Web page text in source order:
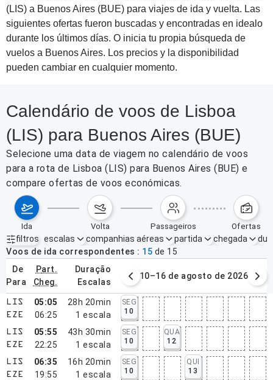
(LIS) a Buenos Aires (BUE) para viajes de ida y vuelta. Las
siguientes ofertas fueron buscadas y encontradas en idealo
durante los últimos días. O inicia tu propia búsqueda de
vuelos a Buenos Aires. Los precios y la disponibilidad
pueden cambiar en cualquier momento.
Calendário de voos de Lisboa
(LIS) para Buenos Aires (BUE)
Selecione uma data de viagem no calendário de voos
para a rota de Lisboa (LIS) para Buenos Aires (BUE) e
compare ofertas de voos económicas.
ida volta passageiros ofertas
filtros
Filtros ativos nenhum
escalas companhias aéreas partida chegada
Voos de ida correspondentes
15 de 15
de
para
part.
cheg.
duração
escalas
de agosto de 2026 10–16 de agosto de 2026
LIS
EZE
05:05
06:25
28h 20min
1 escala
SEG
10
LIS
EZE
05:55
22:25
43h 30min
1 escala
SEG
10
QUA
12
LIS
EZE
06:35
19:55
16h 20min
1 escala
SEG
10
QUI
13